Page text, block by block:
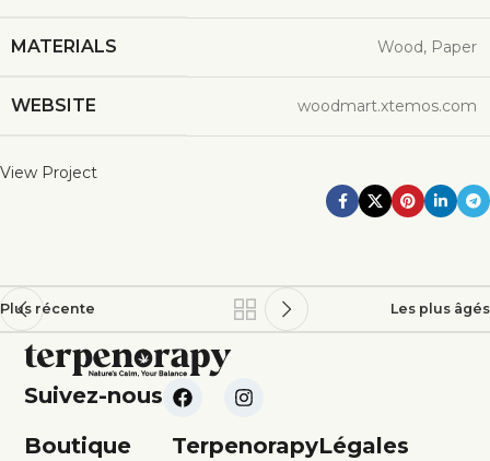
MATERIALS Wood, Paper
WEBSITE woodmart.xtemos.com
View Project
Plus récente Les plus âgés
Suivez-nous
Boutique
TerpenorapyLégales